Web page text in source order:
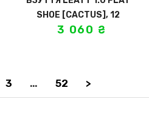
SHOE [CACTUS], 12
3 060 ₴
3 … 52 >